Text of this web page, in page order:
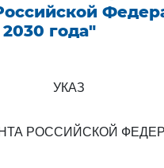
года"
УКАЗ
РОССИЙСКОЙ